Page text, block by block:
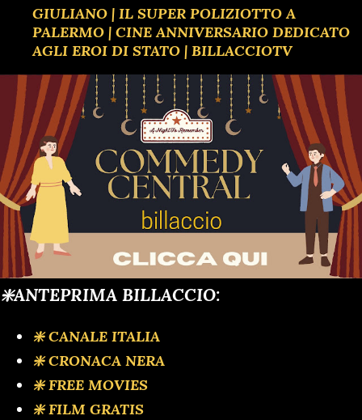
GIULIANO | IL SUPER POLIZIOTTO A
PALERMO | CINE ANNIVERSARIO DEDICATO
AGLI EROI DI STATO | BILLACCIOTV
❇️ANTEPRIMA BILLACCIO:
❇️ CANALE ITALIA
❇️ CRONACA NERA
❇️ FREE MOVIES
❇️ FILM GRATIS